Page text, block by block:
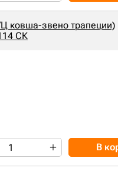
ковша-звено трапеции)
СК
В